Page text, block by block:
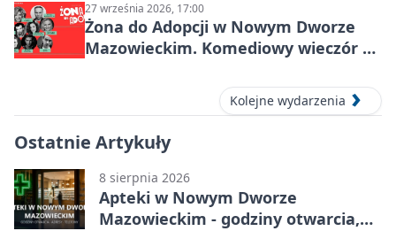
27 września 2026, 17:00
Żona do Adopcji w Nowym Dworze
Mazowieckim. Komediowy wieczór w
Kolejne wydarzenia
Ostatnie Artykuły
8 sierpnia 2026
Apteki w Nowym Dworze
Mazowieckim - godziny otwarcia,